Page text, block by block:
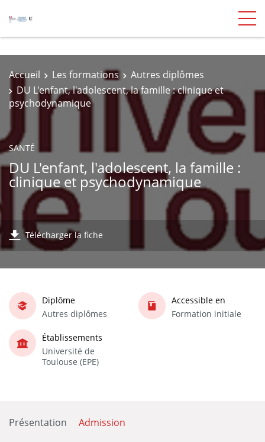
Accueil Les formations
Autres diplômes
DU L'enfant, l'adolescent, la famille : clinique et
psychodynamique
SANTÉ
DU L'enfant, l'adolescent, la famille :
clinique et psychodynamique
Télécharger la fiche
Diplôme
Autres diplômes
Accessible en
Formation initiale
Établissements
Université de
Toulouse (EPE)
Présentation Admission